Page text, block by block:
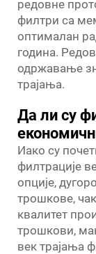
редовне
филтри са
оптималан
година.
одржавање
трајања.
Да ли су
Иако су
филтрације
опције,
трошкове,
квалитет
трошкови,
век трајања